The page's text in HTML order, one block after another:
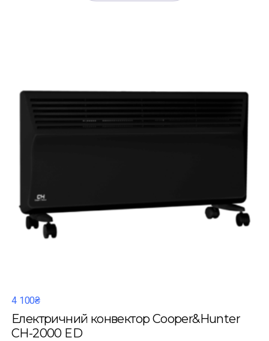
4 100₴
Електричний конвектор Cooper&Hunter
CH-2000 ED